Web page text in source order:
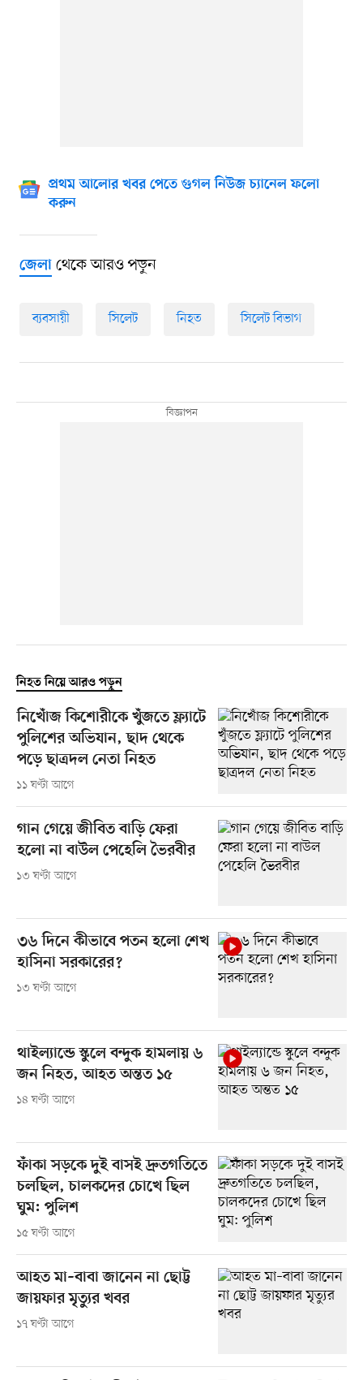
প্রথম আলোর খবর পেতে গুগল নিউজ চ্যানেল ফলো
করুন
জেলাথেকে আরও পড়ুন
ব্যবসায়ী সিলেট নিহত সিলেট বিভাগ
নিহত নিয়ে আরও পড়ুন
নিখোঁজ কিশোরীকে খুঁজতে ফ্ল্যাটে
পুলিশের অভিযান, ছাদ থেকে
পড়ে ছাত্রদল নেতা নিহত
১১ ঘণ্টা আগে
গান গেয়ে জীবিত বাড়ি ফেরা
হলো না বাউল পেহেলি ভৈরবীর
১৩ ঘণ্টা আগে
৩৬ দিনে কীভাবে পতন হলো শেখ
হাসিনা সরকারের?
১৩ ঘণ্টা আগে
থাইল্যান্ডে স্কুলে বন্দুক হামলায় ৬
জন নিহত, আহত অন্তত ১৫
১৪ ঘণ্টা আগে
ফাঁকা সড়কে দুই বাসই দ্রুতগতিতে
চলছিল, চালকদের চোখে ছিল
ঘুম: পুলিশ
১৫ ঘণ্টা আগে
আহত মা–বাবা জানেন না ছোট্ট
জায়ফার মৃত্যুর খবর
১৭ ঘণ্টা আগে